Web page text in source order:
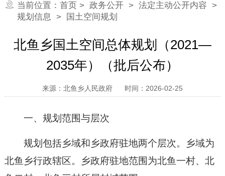
当前位置： 首页 > 政务公开> 法定主动公开内容 >
规划信息 > 国土空间规划
北鱼乡国土空间总体规划（2021—
2035年）（批后公布）
来源：北鱼乡人民政府 时间：2026-02-25
一、规划范围与层次
规划包括乡域和乡政府驻地两个层次。乡域为
北鱼乡行政辖区。乡政府驻地范围为北鱼一村、北